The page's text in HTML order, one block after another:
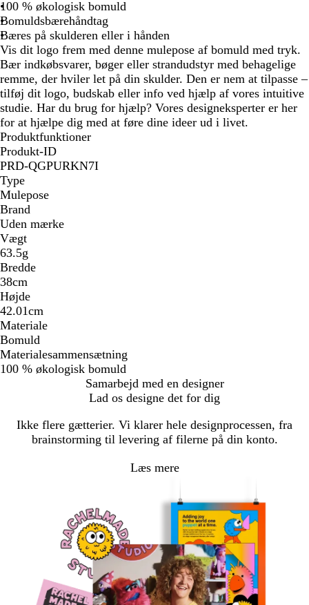
u
r
f
a
r
v
e
t
100 % økologisk bomuld
Bomuldsbærehåndtag
Bæres på skulderen eller i hånden
Vis dit logo frem med denne mulepose af bomuld med tryk.
Bær indkøbsvarer, bøger eller strandudstyr med behagelige
remme, der hviler let på din skulder. Den er nem at tilpasse –
tilføj dit logo, budskab eller info ved hjælp af vores intuitive
studie. Har du brug for hjælp? Vores designeksperter er her
for at hjælpe dig med at føre dine ideer ud i livet.
Produktfunktioner
Produkt-ID
PRD-QGPURKN7I
Type
Mulepose
Brand
Uden mærke
Vægt
63.5g
Bredde
38cm
Højde
42.01cm
Materiale
Bomuld
Materialesammensætning
100 % økologisk bomuld
Samarbejd med en designer
Lad os designe det for dig
Ikke flere gætterier. Vi klarer hele designprocessen, fra
brainstorming til levering af filerne på din konto.
Læs mere